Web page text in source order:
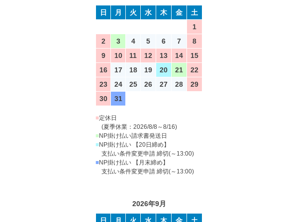
日 月 火 水 木 金
土
1
2
3 4 5 6 7
8
9
10 11 12 13 14
15
16
17 18 19 20 21
22
23
24 25 26 27 28
29
30
31
■定休日
(夏季休業：2026/8/8～8/16)
■NP掛け払い請求書発送日
■NP掛け払い 【20日締め】
支払い条件変更申請 締切(～13:00)
■NP掛け払い 【月末締め】
支払い条件変更申請 締切(～13:00)
2026年9月